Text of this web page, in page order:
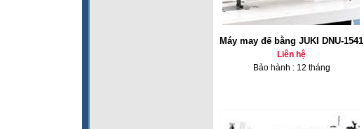
Máy may đế bằng JUKI DNU-1541
Liên hệ
Bảo hành : 12 tháng